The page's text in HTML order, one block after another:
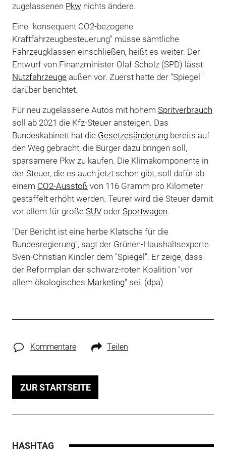
zugelassenen Pkw nichts ändere.
Eine "konsequent CO2-bezogene
Kraftfahrzeugbesteuerung" müsse sämtliche
Fahrzeugklassen einschließen, heißt es weiter. Der
Entwurf von Finanzminister Olaf Scholz (SPD) lässt
Nutzfahrzeugeaußen vor. Zuerst hatte der "Spiegel"
darüber berichtet.
Für neu zugelassene Autos mit hohem Spritverbrauch
soll ab 2021 die Kfz-Steuer ansteigen. Das
Bundeskabinett hat die Gesetzesänderungbereits auf
den Weg gebracht, die Bürger dazu bringen soll,
sparsamere Pkw zu kaufen. Die Klimakomponente in
der Steuer, die es auch jetzt schon gibt, soll dafür ab
einem CO2-Ausstoß von 116 Gramm pro Kilometer
gestaffelt erhöht werden. Teurer wird die Steuer damit
vor allem für große SUVoder Sportwagen.
"Der Bericht ist eine herbe Klatsche für die
Bundesregierung", sagt der Grünen-Haushaltsexperte
Sven-Christian Kindler dem "Spiegel". Er zeige, dass
der Reformplan der schwarz-roten Koalition "vor
allem ökologisches Marketing" sei. (dpa)
Kommentare Teilen
ZUR STARTSEITE
HASHTAG